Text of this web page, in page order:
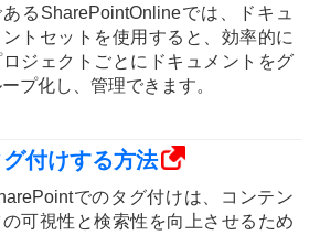
あるSharePointOnlineでは、ドキュ
ントセットを使用すると、効率的に
ロジェクトごとにドキュメントをグ
ープ化し、管理できます。
付けする方法
でのタグ付けは、コンテン
の可視性と検索性を向上させるため